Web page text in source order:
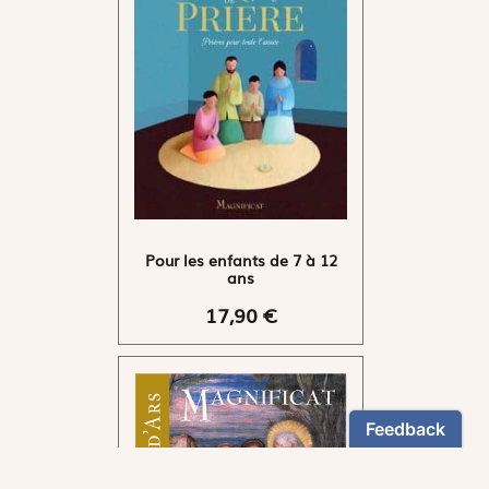
Pour les enfants de 7 à 12
ans
17,90 €